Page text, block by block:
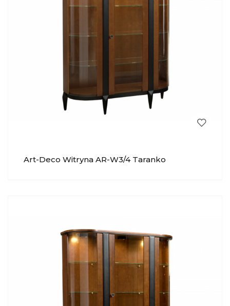
Art-Deco Witryna AR-W3/4 Taranko